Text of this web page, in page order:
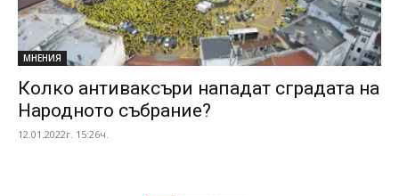
МНЕНИЯ
Колко антиваксъри нападат сградата на
Народното събрание?
12.01.2022г. 15:26ч.